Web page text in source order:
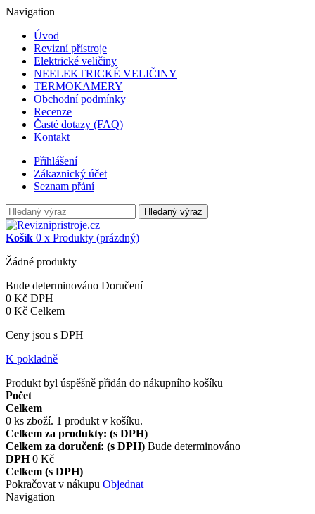
Navigation
Úvod
Revizní přístroje
Elektrické veličiny
NEELEKTRICKÉ VELIČINY
TERMOKAMERY
Obchodní podmínky
Recenze
Časté dotazy (FAQ)
Kontakt
Přihlášení
Zákaznický účet
Seznam přání
Hledaný výraz
Košík 0 x Produkty (prázdný)
Žádné produkty
Bude determinováno Doručení
0 Kč DPH
0 Kč Celkem
Ceny jsou s DPH
K pokladně
Produkt byl úspěšně přidán do nákupního košíku
Počet
Celkem
0 ks zboží. 1 produkt v košíku.
Celkem za produkty: (s DPH)
Celkem za doručení: (s DPH) Bude determinováno
DPH 0 Kč
Celkem (s DPH)
Pokračovat v nákupu Objednat
Navigation